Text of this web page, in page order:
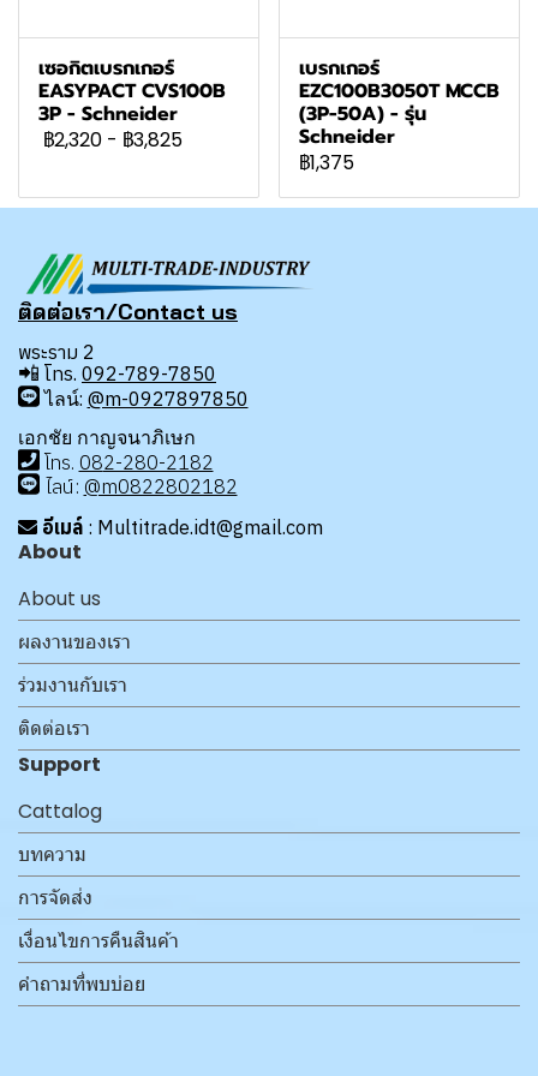
เซอกิตเบรกเกอร์
EASYPACT CVS100B
3P - Schneider
฿2,320 - ฿3,825
เบรกเกอร์
EZC100B3050T MCCB
(3P-50A) - รุ่น
Schneider
฿1,375
ติดต่อเรา/Contact us
พระราม 2
📲 โทร. 092-789-7850
ไลน์: @m-0927897850
เอกชัย กาญจนาภิเษก
โทร. 082-280-2182
ไลน์: @m0822802182
อีเมล์ : Multitrade.idt@gmail.com
About
About us
ผลงานของเรา
ร่วมงานกับเรา
ติดต่อเรา
Support
Cattalog
บทความ
การจัดส่ง
เงื่อนไขการคืนสินค้า
คำถามที่พบบ่อย